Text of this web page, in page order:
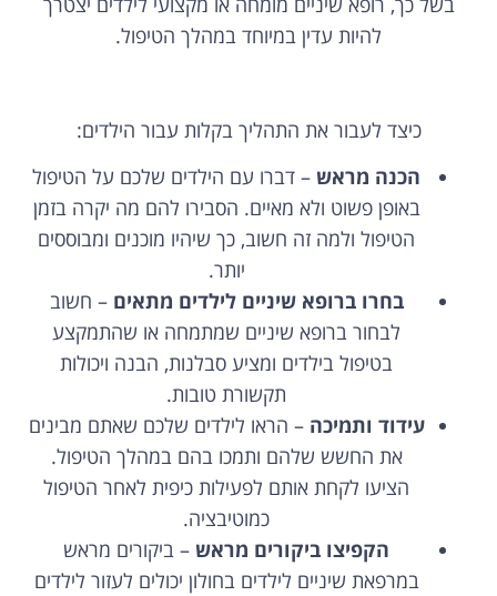
להיות עדין במיוחד במהלך הטיפול.
כיצד לעבור את התהליך בקלות עבור הילדים:
הכנה מראש – דברו עם הילדים שלכם על הטיפול
באופן פשוט ולא מאיים. הסבירו להם מה יקרה בזמן
הטיפול ולמה זה חשוב, כך שיהיו מוכנים ומבוססים
יותר.
בחרו ברופא שיניים לילדים מתאים – חשוב
לבחור ברופא שיניים שמתמחה או שהתמקצע
בטיפול בילדים ומציע סבלנות, הבנה ויכולות
תקשורת טובות.
עידוד ותמיכה – הראו לילדים שלכם שאתם מבינים
את החשש שלהם ותמכו בהם במהלך הטיפול.
הציעו לקחת אותם לפעילות כיפית לאחר הטיפול
כמוטיבציה.
הקפיצו ביקורים מראש – ביקורים מראש
במרפאת שיניים לילדים בחולון יכולים לעזור לילדים